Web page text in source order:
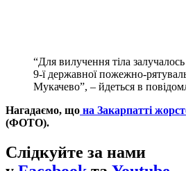
“Для вилучення тіла
9-ї державної пожежно-
Мукачево”, – йдеться в
Нагадаємо, що на Закарпатті
(ФОТО).
Слідкуйте за нами